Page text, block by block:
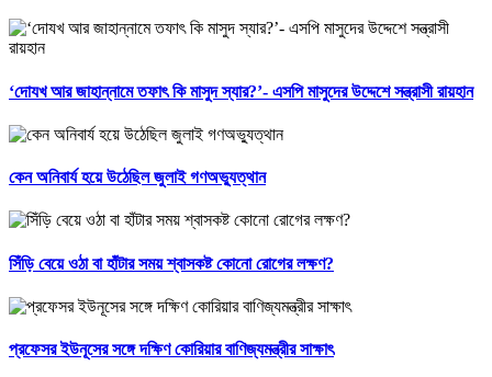
‘দোযখ আর জাহান্নামে তফাৎ কি মাসুদ স্যার?’- এসপি মাসুদের উদ্দেশে সন্ত্রাসী রায়হান
কেন অনিবার্য হয়ে উঠেছিল জুলাই গণঅভ্যুত্থান
সিঁড়ি বেয়ে ওঠা বা হাঁটার সময় শ্বাসকষ্ট কোনো রোগের লক্ষণ?
প্রফেসর ইউনূসের সঙ্গে দক্ষিণ কোরিয়ার বাণিজ্যমন্ত্রীর সাক্ষাৎ